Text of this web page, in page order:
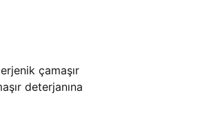
çamaşır
deterjanına